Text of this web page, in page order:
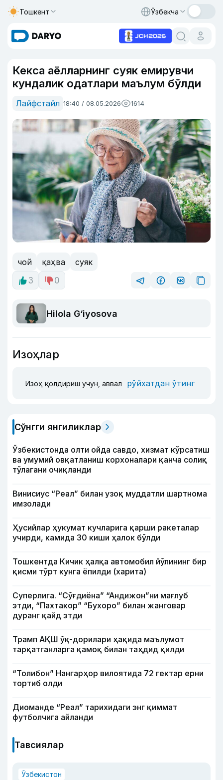
Тошкент Ўзбекча
Кекса аёлларнинг суяк емирувчи
кундалик одатлари маълум бўлди
Лайфстайл 18:40 / 08.05.2026 1614
чой қаҳва
суяк
3
0
Hilola G‘iyosova
Изоҳлар
Изоҳ қолдириш учун, аввал рўйхатдан ўтинг
Сўнгги янгиликлар
Ўзбекистонда олти ойда савдо, хизмат кўрсатиш
ва умумий овқатланиш корхоналари қанча солиқ
тўлагани очиқланди
Винисиус “Реал” билан узоқ муддатли шартнома
имзолади
Ҳусийлар ҳукумат кучларига қарши ракеталар
учирди, камида 30 киши ҳалок бўлди
Тошкентда Кичик ҳалқа автомобил йўлининг бир
қисми тўрт кунга ёпилди (харита)
Суперлига. “Сўғдиёна” “Андижон”ни мағлуб
этди, “Пахтакор” “Бухоро” билан жанговар
дуранг қайд этди
Трамп АҚШ ўқ-дорилари ҳақида маълумот
тарқатганларга қамоқ билан таҳдид қилди
“Толибон” Нангарҳор вилоятида 72 гектар ерни
тортиб олди
Диоманде “Реал” тарихидаги энг қиммат
футболчига айланди
Тавсиялар
Ўзбекистон